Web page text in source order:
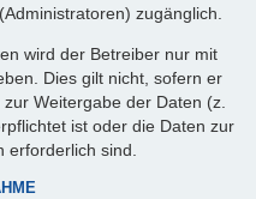
zugänglich.
wird der Betreiber nur mit
Dies gilt nicht, sofern er
Weitergabe der Daten (z.
ist oder die Daten zur
erforderlich sind.